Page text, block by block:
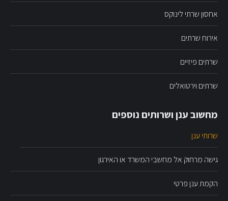
אחסון שרתי לינוקס
אירוח שרתים
שרתים פיזיים
שרתים וירטואלים
מחשוב ענן ושרותים נוספים
שרותי ענן
גישה מרחוק אל מחשבי המשרד או האירגון
הקמת ענן פרטי